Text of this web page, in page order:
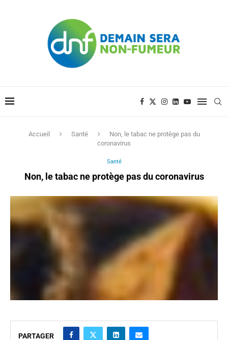
Accueil Santé
Non, le tabac ne protège pas du
coronavirus
Santé
Non, le tabac ne protège pas du coronavirus
PARTAGER